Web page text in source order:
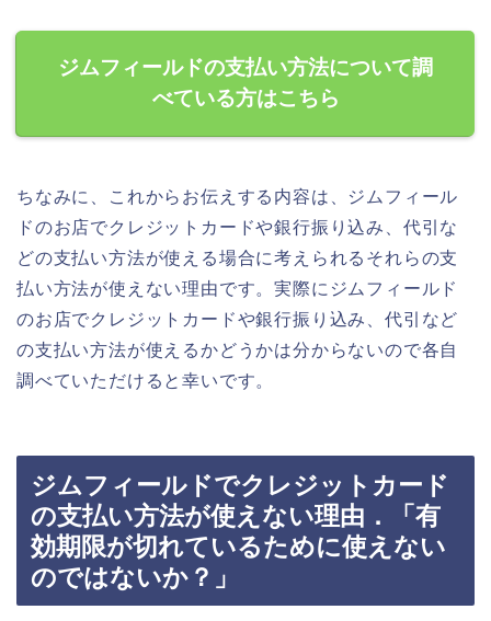
ジムフィールドの支払い方法について調
べている方はこちら
ちなみに、これからお伝えする内容は、ジムフィール
ドのお店でクレジットカードや銀行振り込み、代引な
どの支払い方法が使える場合に考えられるそれらの支
払い方法が使えない理由です。実際にジムフィールド
のお店でクレジットカードや銀行振り込み、代引など
の支払い方法が使えるかどうかは分からないので各自
調べていただけると幸いです。
ジムフィールドでクレジットカード
の支払い方法が使えない理由．「有
効期限が切れているために使えない
のではないか？」